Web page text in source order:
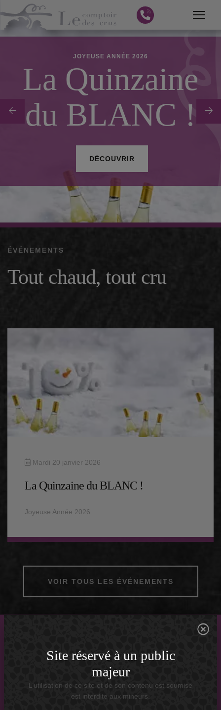
JOYEUSE ANNÉE 2026
La Quinzaine
du BLANC !
DÉCOUVRIR
ÉVÉNEMENTS
Tout chaud, tout cru
Mardi 20 janvier 2026
La Quinzaine du BLANC !
Joyeuse Année 2026
VOIR TOUS LES ÉVÉNEMENTS
Site réservé à un public
majeur
L’utilisation de ce site et de son contenu est soumise
est interdite aux mineurs.